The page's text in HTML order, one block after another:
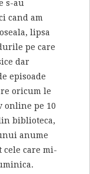
s-au
cand am
lipsa
pe care
dar
episoade
oricum le
online pe 10
biblioteca,
anume
cele care mi-